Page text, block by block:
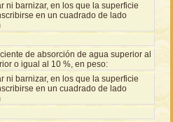
ni barnizar, en los que la superficie
en un cuadrado de lado
de absorción de agua superior al
o igual al 10 %, en peso:
ni barnizar, en los que la superficie
en un cuadrado de lado